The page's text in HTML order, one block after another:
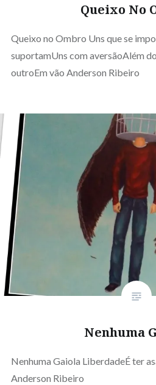
Queixo No
Queixo no Ombro Uns que se
suportamUns com aversãoAlém
outroEm vão Anderson Ribeiro
Nenhuma
Nenhuma Gaiola LiberdadeÉ ter
Anderson Ribeiro